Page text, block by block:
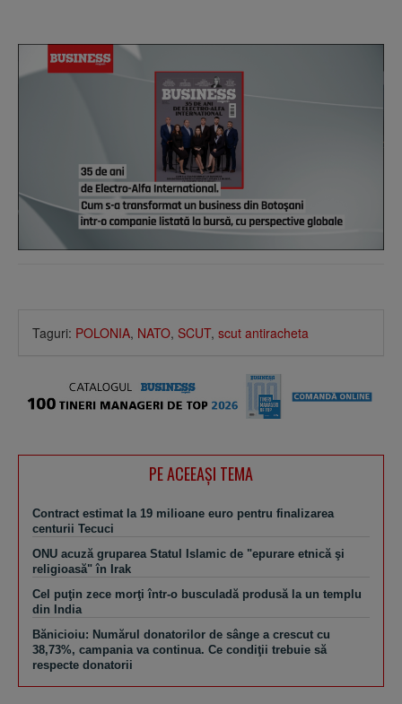
Taguri: POLONIA, NATO, SCUT, scut antiracheta
PE ACEEAŞI TEMA
Contract estimat la 19 milioane euro pentru finalizarea
centurii Tecuci
ONU acuză gruparea Statul Islamic de "epurare etnică şi
religioasă" în Irak
Cel puţin zece morţi într-o busculadă produsă la un templu
din India
Bănicioiu: Numărul donatorilor de sânge a crescut cu
38,73%, campania va continua. Ce condiţii trebuie să
respecte donatorii